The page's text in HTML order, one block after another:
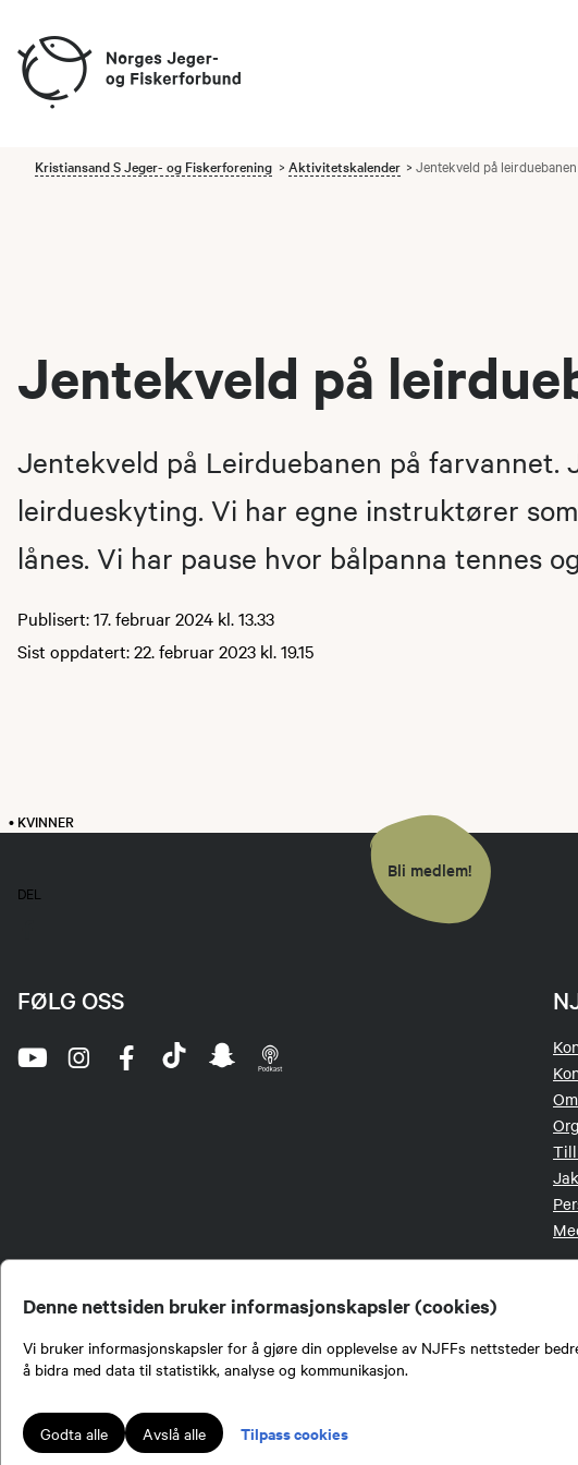
Denne nettsiden bruker informasjonskapsler (cookies)
Vi bruker informasjonskapsler for å gjøre din opplevelse av NJFFs nettsteder
å bidra med data til statistikk, analyse og kommunikasjon.
Godta alle Avslå alle Tilpass cookies
Kristiansand S Jeger- og Fiskerforening Aktivitetskalender Jentekveld på
Jentekveld på
Jentekveld på Leirduebanen på
leirdueskyting. Vi har egne instruktører
lånes. Vi har pause hvor bålpanna tennes
Publisert: 17. februar 2024 kl. 13.33
Sist oppdatert: 22. februar 2023 kl. 19.15
• KVINNER
DEL
Bli medlem!
FØLG OSS
Norges Jeger- og Fiskerforbund (NJFF) er
formidling av kunnskap om jakt og fiske i